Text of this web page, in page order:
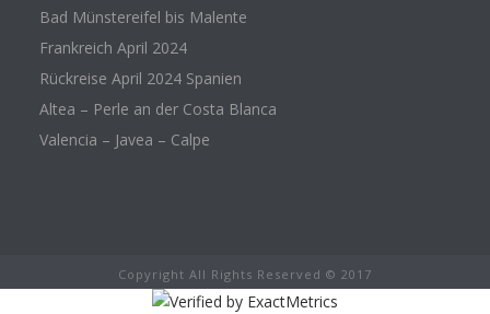
Bad Münstereifel bis Malente
Frankreich April 2024
Rückreise April 2024 Spanien
Altea – Perle an der Costa Blanca
Valencia – Javea – Calpe
Copyright All Rights Reserved © 2017